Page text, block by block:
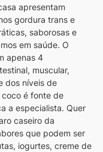
apresentam
gordura trans e
saborosas e
em saúde. O
apenas 4
muscular,
dos níveis de
é fonte de
a especialista. Quer
caseiro da
que podem ser
iogurtes, creme de